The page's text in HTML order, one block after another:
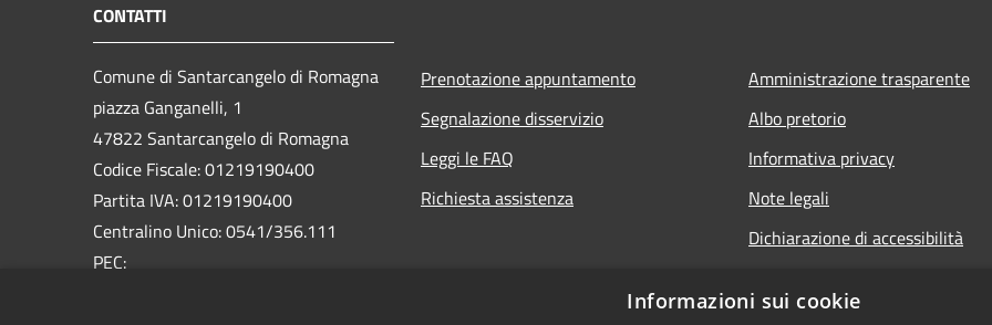
CONTATTI
Comune di Santarcangelo di Romagna
piazza Ganganelli, 1
47822 Santarcangelo di Romagna
Codice Fiscale: 01219190400
Partita IVA: 01219190400
Centralino Unico: 0541/356.111
PEC:
Prenotazione appuntamento
Segnalazione disservizio
Leggi le FAQ
Richiesta assistenza
Amministrazione trasparente
Albo pretorio
Informativa privacy
Note legali
Dichiarazione di accessibilità
Informazioni sui cookie